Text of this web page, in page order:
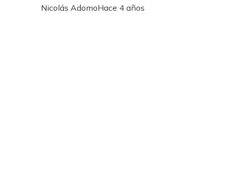
Nicolás AdomoHace 4 años